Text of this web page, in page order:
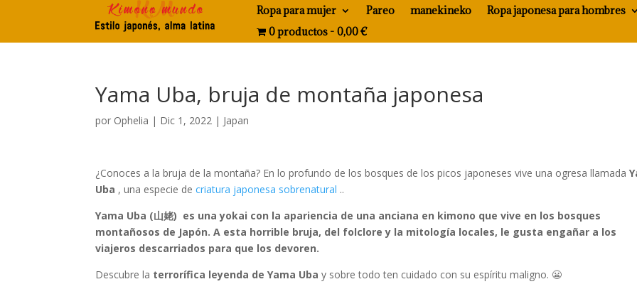
Ropa para mujer Pareo manekineko
Ropa japonesa para hombres
0 productos
0,00 €
Yama Uba, bruja de montaña japonesa
por Ophelia | Dic 1, 2022 | Japan
¿Conoces a la bruja de la montaña? En lo profundo de los bosques de los picos japoneses vive una ogresa llamada
Uba , una especie decriatura japonesa sobrenatural ..
Yama Uba (山姥) es una yokai con la apariencia de una anciana en kimono que vive en los bosques
montañosos de Japón. A esta horrible bruja, del folclore y la mitología locales, le gusta engañar a los
viajeros descarriados para que los devoren.
Descubre la terrorífica leyenda de Yama Uba y sobre todo ten cuidado con su espíritu maligno. 😬